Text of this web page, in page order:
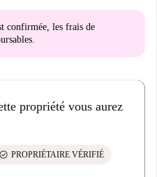
confirmée, les frais de
.
propriété vous aurez
check_circle PROPRIÉTAIRE VÉRIFIÉ